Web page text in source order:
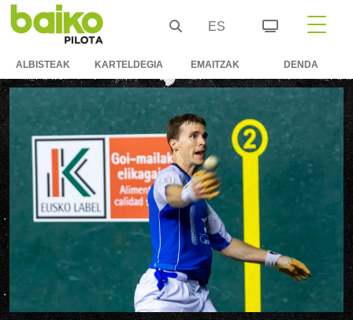
ES
ALBISTEAK KARTELDEGIA EMAITZAK DENDA